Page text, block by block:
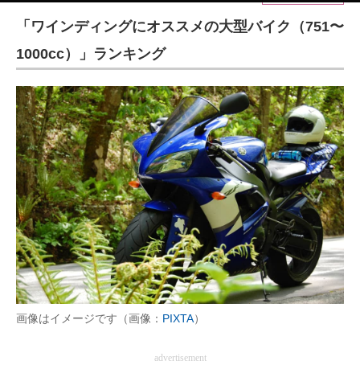
注目記事を集めた総合ページ
進化するPCとデバイスの未来
好きが集まる 比べて選べる
ビジネスと働き方のヒント
AI活用のいまが分かる
企業ITのトレンドを詳説
経営リーダーのコミュニティ
マーケ×ITの今がよく分かる
ITエンジニア向け専門サイト
「ワインディングにオススメの大型バイク（751〜
1000cc）」ランキング
画像はイメージです（画像： PIXTA）
advertisement